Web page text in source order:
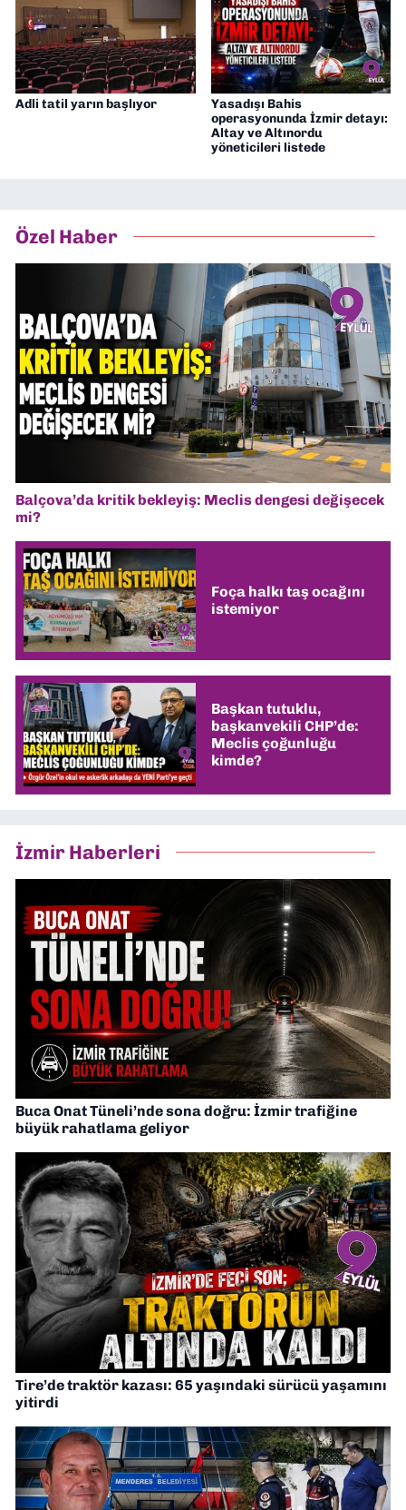
Adli tatil yarın başlıyor
Yasadışı Bahis
operasyonunda İzmir detayı:
Altay ve Altınordu
yöneticileri listede
Özel Haber
Balçova’da kritik bekleyiş: Meclis dengesi değişecek
mi?
Foça halkı taş ocağını
istemiyor
Başkan tutuklu,
başkanvekili CHP’de:
Meclis çoğunluğu
kimde?
İzmir Haberleri
Buca Onat Tüneli’nde sona doğru: İzmir trafiğine
büyük rahatlama geliyor
Tire’de traktör kazası: 65 yaşındaki sürücü yaşamını
yitirdi